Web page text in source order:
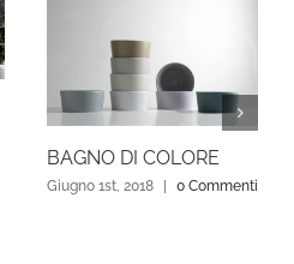
BAGNO DI COLORE
Giugno 1st, 2018 0 Commenti